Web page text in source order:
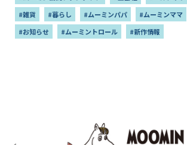
#雑貨
#暮らし #ムーミンパパ #ムーミンママ
#お知らせ
#ムーミントロール #新作情報